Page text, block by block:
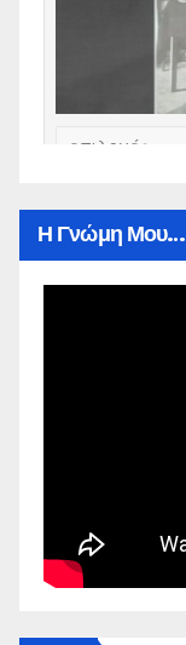
Η Γνώμη Μου…